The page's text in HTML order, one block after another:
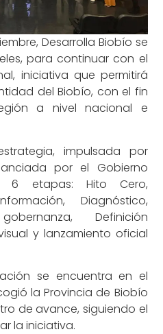
Desarrolla Biobío se
para continuar con el
iniciativa que permitirá
del Biobío, con el fin
a nivel nacional e
impulsada por
por el Gobierno
6 etapas: Hito Cero,
Diagnóstico,
Definición
y lanzamiento oficial
se encuentra en el
la Provincia de Biobío
de avance, siguiendo el
la iniciativa.